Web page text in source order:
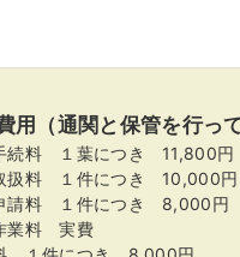
用（通関と保管を行っ
続料 １葉につき 11,800円
扱料 １件につき 10,000円
請料 １件につき 8,000円
業料 実費